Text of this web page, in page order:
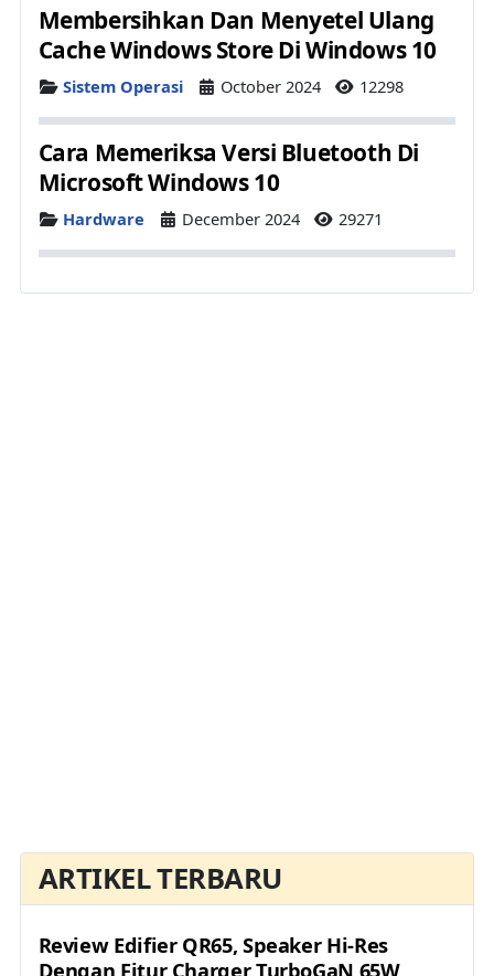
Membersihkan Dan Menyetel Ulang
Cache Windows Store Di Windows 10
Details
Sistem Operasi October 2024 12298
Cara Memeriksa Versi Bluetooth Di
Microsoft Windows 10
DetailsHardware December 2024 29271
ARTIKEL TERBARU
Review Edifier QR65, Speaker Hi-Res
Dengan Fitur Charger TurboGaN 65W